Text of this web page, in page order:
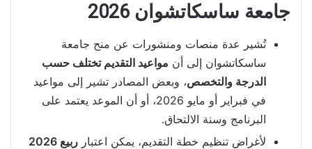
جامعة ساسكاتشوان 2026
تُشير عدة منصات ومنشورات عن منح جامعة
ساسكاتشوان إلى أن مواعيد التقديم تختلف حسب
الدرجة والتخصص، وبعض المصادر تشير إلى مواعيد
في فبراير أو مايو 2026، أو أن الموعد يعتمد على
البرنامج وسنة الالتحاق.
لأغراض تنظيم خطة التقديم، يمكن اعتبار
ربيع 2026